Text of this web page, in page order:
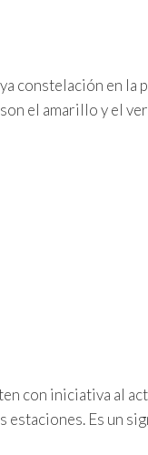
constelación en la
el amarillo y el
con iniciativa al
estaciones. Es un